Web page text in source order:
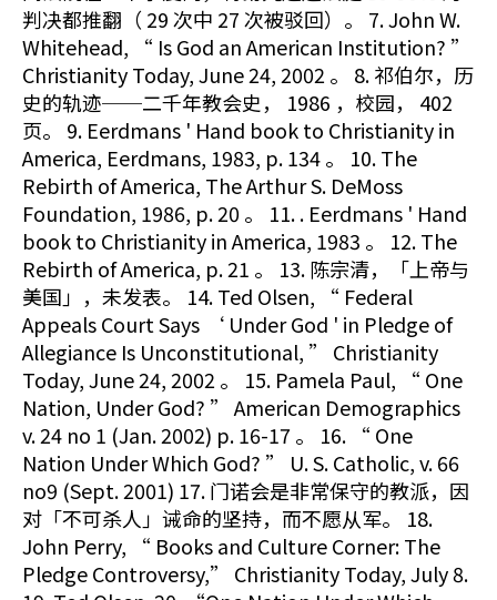
判决都推翻（ 29 次中 27 次被驳回）。 7. John W.
Whitehead, “ Is God an American Institution? ”
Christianity Today, June 24, 2002 。 8. 祁伯尔，历
史的轨迹──二千年教会史， 1986 ，校园， 402
页。 9. Eerdmans ' Hand book to Christianity in
America, Eerdmans, 1983, p. 134 。 10. The
Rebirth of America, The Arthur S. DeMoss
Foundation, 1986, p. 20 。 11. . Eerdmans ' Hand
book to Christianity in America, 1983 。 12. The
Rebirth of America, p. 21 。 13. 陈宗清，「上帝与
美国」，未发表。 14. Ted Olsen, “ Federal
Appeals Court Says ‘ Under God ' in Pledge of
Allegiance Is Unconstitutional, ” Christianity
Today, June 24, 2002 。 15. Pamela Paul, “ One
Nation, Under God? ” American Demographics
v. 24 no 1 (Jan. 2002) p. 16-17 。 16. “ One
Nation Under Which God? ” U. S. Catholic, v. 66
no9 (Sept. 2001) 17. 门诺会是非常保守的教派，因
对「不可杀人」诫命的坚持，而不愿从军。 18.
John Perry, “ Books and Culture Corner: The
Pledge Controversy,” Christianity Today, July 8.